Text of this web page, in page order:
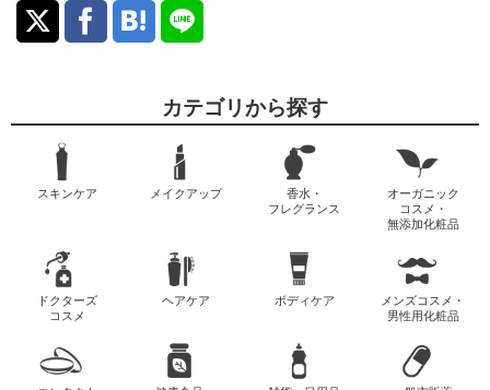
カテゴリから探す
スキンケア メイクアップ
香水・
フレグランス
オーガニック
コスメ・
無添加化粧品
ドクターズ
コスメ
ヘアケア ボディケア
メンズコスメ・
男性用化粧品